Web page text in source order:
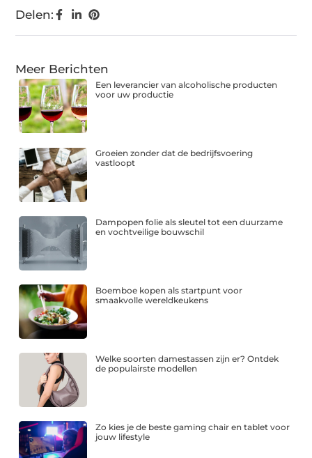
Delen:
Meer Berichten
Een leverancier van alcoholische producten
voor uw productie
Groeien zonder dat de bedrijfsvoering
vastloopt
Dampopen folie als sleutel tot een duurzame
en vochtveilige bouwschil
Boemboe kopen als startpunt voor
smaakvolle wereldkeukens
Welke soorten damestassen zijn er? Ontdek
de populairste modellen
Zo kies je de beste gaming chair en tablet voor
jouw lifestyle